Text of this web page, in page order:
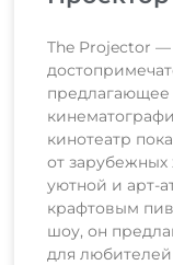
The Projector —
кинотеатр
от
уютной и арт-
крафтовым
шоу, он
для